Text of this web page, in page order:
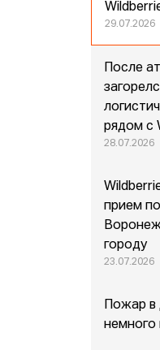
29.07.2026
После
рядом с
28.07.2026
прием
городу
23.07.2026
Пожар
немного